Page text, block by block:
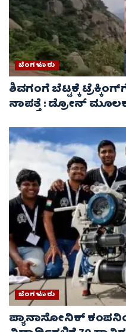
ಬೆಂಗಳೂರು
ಶಿವಗಂಗೆ ಬೆಟ್ಟಕ್ಕೆ
ನಾಪತ್ತೆ : ಡ್ರೋನ್
ಬೆಂಗಳೂರು
ಪ್ಯಾನಾಸೋನಿಕ್